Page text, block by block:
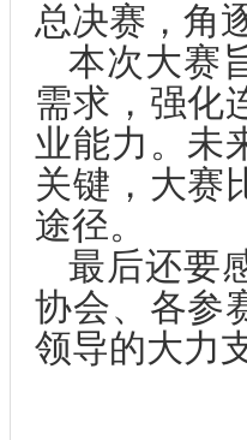
总决赛，角
本次大赛
需求，强化
业能力。未
关键，大赛
途径。
最后还要
协会、各参
领导的大力